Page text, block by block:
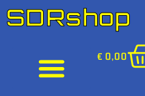
SDRshop
€ 0,00